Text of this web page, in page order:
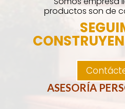
productos son de
ASESORÍA